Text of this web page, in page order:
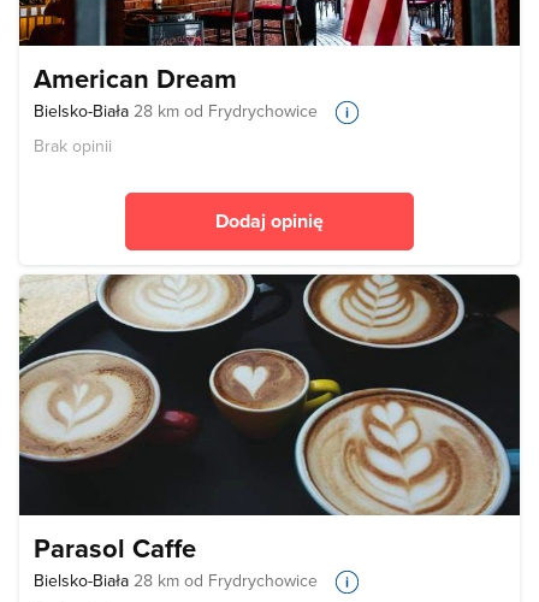
American Dream
Bielsko-Biała 28 km od Frydrychowice
Brak opinii
Dodaj opinię
Parasol Caffe
Bielsko-Biała 28 km od Frydrychowice